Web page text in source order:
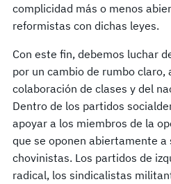
complicidad más o menos
reformistas con dichas leyes.
Con este fin, debemos luchar
por un cambio de rumbo claro,
colaboración de clases y del
Dentro de los partidos
apoyar a los miembros de la
que se oponen abiertamente a
chovinistas. Los partidos de
radical, los sindicalistas